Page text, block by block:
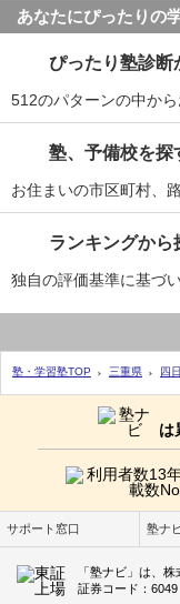
あなたにぴったりの
ぴったり塾診断
512のパターンの中か
塾、予備校を探
お住まいの市区町村、
ランキングから
独自の評価基準に基づ
塾・学習塾TOP 三重県 四
は
サポート窓口 塾ナ
「塾ナビ」は、
証券コード：6049